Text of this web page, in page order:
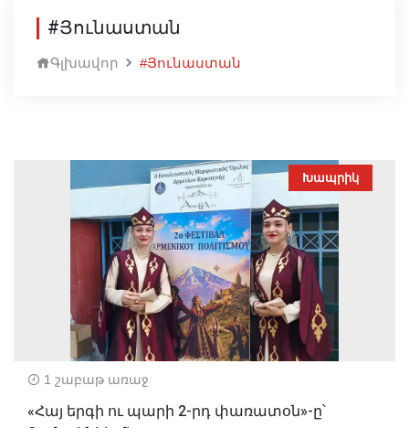
#Յունաստան
Գլխավոր #Յունաստան
Խապրիկ
1 շաբաթ առաջ
«Հայ երգի ու պարի 2-րդ փառատօն»-ը՝